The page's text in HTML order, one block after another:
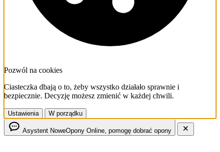
Pozwól na cookies
Ciasteczka dbają o to, żeby wszystko działało sprawnie i
bezpiecznie. Decyzję możesz zmienić w każdej chwili.
Ustawienia W porządku
Asystent NoweOpony Online, pomogę dobrać opony